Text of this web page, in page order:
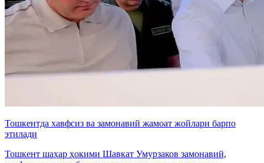
Тошкентда хавфсиз ва замонавий жамоат жойлари барпо
этилади
Тошкент шаҳар ҳокими Шавкат Умурзаков замонавий,